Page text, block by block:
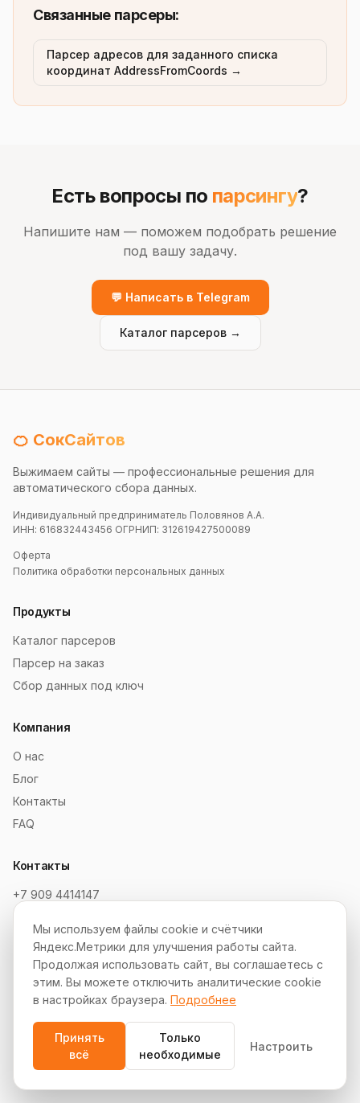
Связанные парсеры:
Парсер адресов для заданного списка
координат AddressFromCoords →
Есть вопросы по парсингу?
Напишите нам — поможем подобрать решение
под вашу задачу.
💬 Написать в Telegram
Каталог парсеров →
🍊 СокСайтов
Выжимаем сайты — профессиональные решения для
автоматического сбора данных.
Индивидуальный предприниматель Половянов А.А.
ИНН: 616832443456 ОГРНИП: 312619427500089
Оферта
Политика обработки персональных данных
Продукты
Каталог парсеров
Парсер на заказ
Сбор данных под ключ
Компания
О нас
Блог
Контакты
FAQ
Контакты
+7 909 4414147
Telegram: @SokSaitov_bot
Пн–Пт, 10:00–19:00
Партнёрская программа
© 2012–2026 СокСайтов. Все права защищены.
Мы используем файлы cookie и счётчики
Яндекс.Метрики для улучшения работы сайта.
Продолжая использовать сайт, вы соглашаетесь с
этим. Вы можете отключить аналитические cookie
в настройках браузера. Подробнее
Принять
всё
Только
необходимые
Настроить